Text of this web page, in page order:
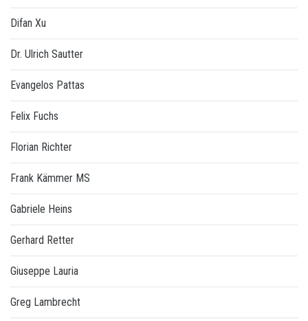
Difan Xu
Dr. Ulrich Sautter
Evangelos Pattas
Felix Fuchs
Florian Richter
Frank Kämmer MS
Gabriele Heins
Gerhard Retter
Giuseppe Lauria
Greg Lambrecht